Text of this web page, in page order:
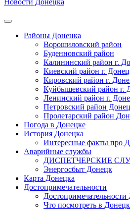
Новости Донецка
Районы Донецка
Ворошиловский район
Буденновский район
Калининский район г.
Киевский район г.
Кировский район г.
Куйбышевский район г.
Ленинский район г.
Петровский район
Пролетарский район
Погода в Донецке
История Донецка
Интересные факты про
Аварийные службы
ДИСПЕТЧЕРСКИЕ
Энергосбыт Донецк
Карта Донецка
Достопримечательности
Достопримечательности
Что посмотреть в